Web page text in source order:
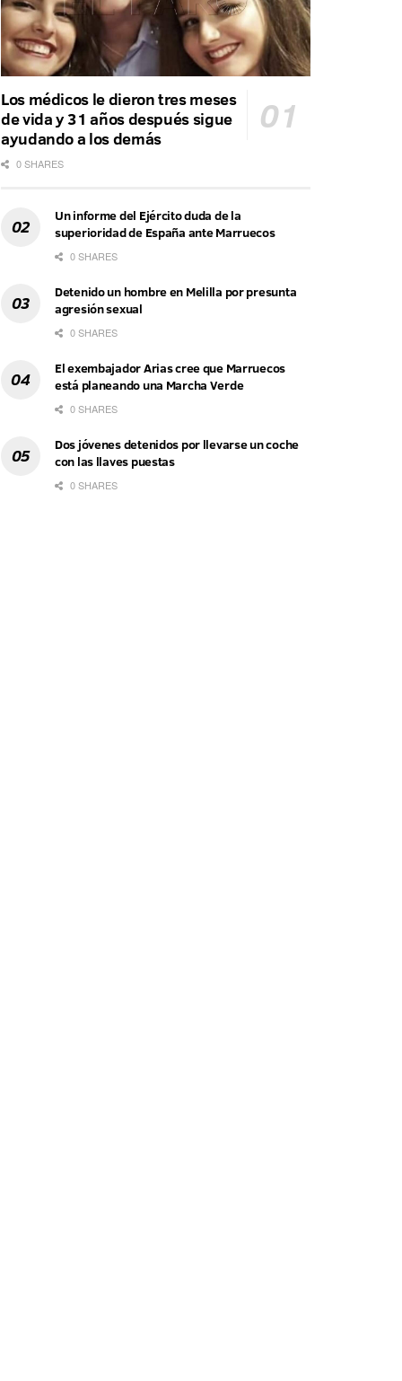
Los médicos le dieron tres meses
de vida y 31 años después sigue
ayudando a los demás
0 SHARES
Un informe del Ejército duda de la
superioridad de España ante Marruecos
0 SHARES
Detenido un hombre en Melilla por presunta
agresión sexual
0 SHARES
El exembajador Arias cree que Marruecos
está planeando una Marcha Verde
0 SHARES
Dos jóvenes detenidos por llevarse un coche
con las llaves puestas
0 SHARES